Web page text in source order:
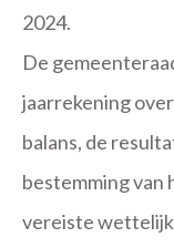
2024.
De
jaarrekening
balans, de
bestemming van
vereiste